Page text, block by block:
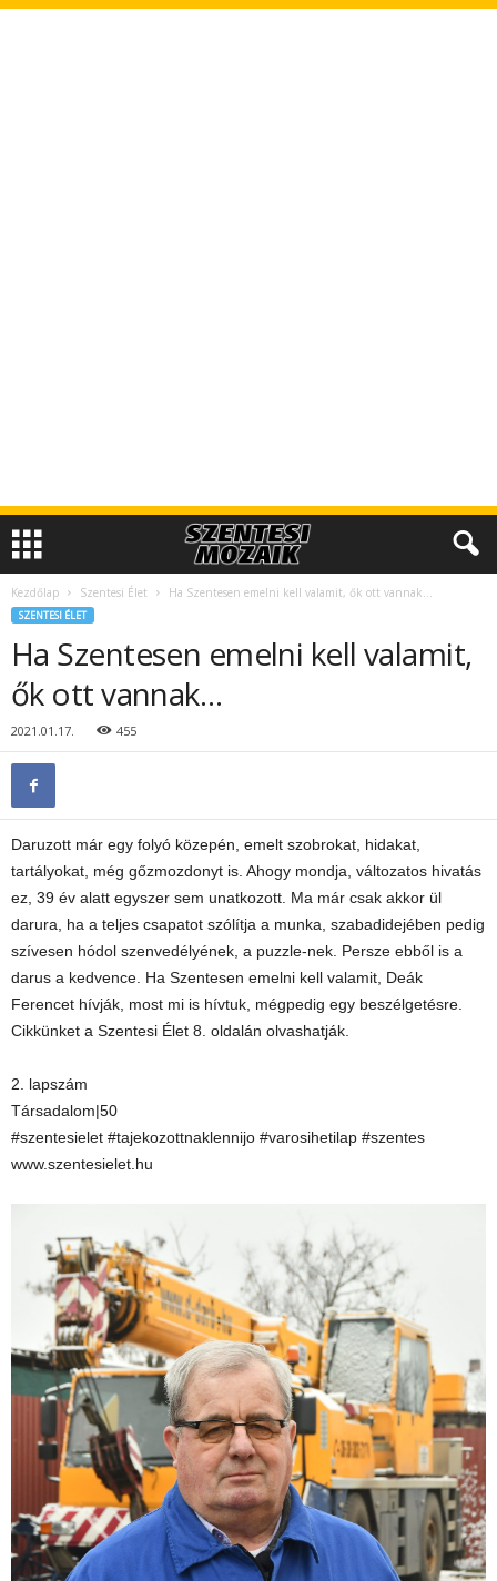
Kezdőlap Szentesi Élet Ha Szentesen emelni kell valamit, ők ott vannak…
SZENTESI ÉLET
Ha Szentesen emelni kell valamit,
ők ott vannak…
2021.01.17. 455
Daruzott már egy folyó közepén, emelt szobrokat, hidakat,
tartályokat, még gőzmozdonyt is. Ahogy mondja, változatos hivatás
ez, 39 év alatt egyszer sem unatkozott. Ma már csak akkor ül
darura, ha a teljes csapatot szólítja a munka, szabadidejében pedig
szívesen hódol szenvedélyének, a puzzle-nek. Persze ebből is a
darus a kedvence. Ha Szentesen emelni kell valamit, Deák
Ferencet hívják, most mi is hívtuk, mégpedig egy beszélgetésre.
Cikkünket a Szentesi Élet 8. oldalán olvashatják.
2. lapszám
Társadalom|50
#szentesielet #tajekozottnaklennijo #varosihetilap #szentes
www.szentesielet.hu